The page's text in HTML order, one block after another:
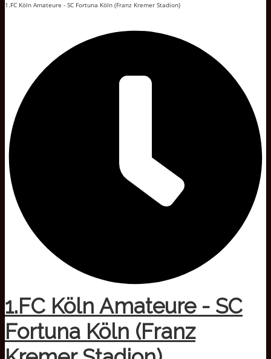
1.FC Köln Amateure - SC Fortuna Köln (Franz Kremer Stadion)
1.FC Köln Amateure - SC
Fortuna Köln (Franz